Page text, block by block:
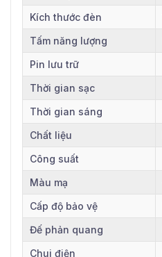
Kích thước đèn
Tấm năng lượng
Pin lưu trữ
Thời gian sạc
Thời gian sáng
Chất liệu
Công suất
Màu mạ
Cấp độ bảo vệ
Đế phản quang
Chui điện